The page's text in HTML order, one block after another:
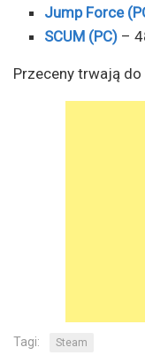
Jump Force
SCUM (PC) –
Przeceny trwają
Tagi: Steam